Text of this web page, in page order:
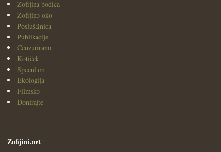
Zofijina bodica
Zofijino oko
Poslušalnica
Publikacije
Cenzurirano
Kotiček
Speculum
Ekologija
Filmsko
Donirajte
Zofijini.net